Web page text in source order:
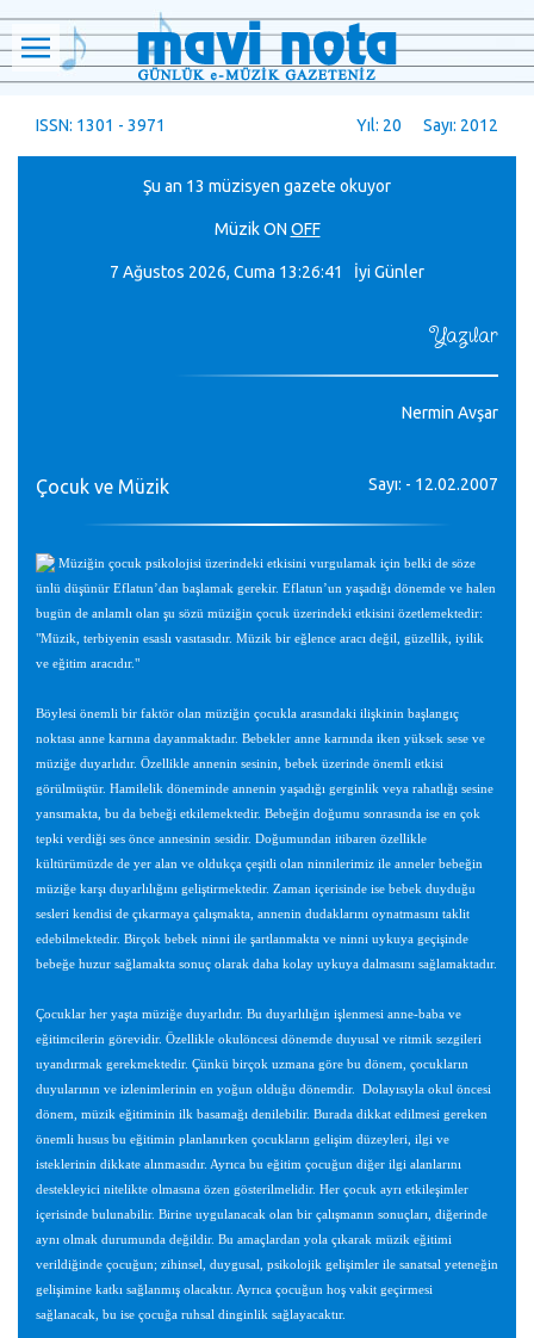
ISSN: 1301 - 3971 Yıl: 20 Sayı: 2012
Şu an 13 müzisyen gazete okuyor
MüzikON OFF
7 Ağustos 2026, Cuma 13:26:41 İyi Günler
Yazılar
Nermin Avşar
Çocuk ve Müzik Sayı: - 12.02.2007
Müziğin çocuk psikolojisi üzerindeki etkisini vurgulamak için belki de söze
ünlü düşünür Eflatun’dan başlamak gerekir. Eflatun’un yaşadığı dönemde ve halen
bugün de anlamlı olan şu sözü müziğin çocuk üzerindeki etkisini özetlemektedir:
"Müzik, terbiyenin esaslı vasıtasıdır. Müzik bir eğlence aracı değil, güzellik, iyilik
ve eğitim aracıdır."
Böylesi önemli bir faktör olan müziğin çocukla arasındaki ilişkinin başlangıç
noktası anne karnına dayanmaktadır. Bebekler anne karnında iken yüksek sese ve
müziğe duyarlıdır. Özellikle annenin sesinin, bebek üzerinde önemli etkisi
görülmüştür. Hamilelik döneminde annenin yaşadığı gerginlik veya rahatlığı sesine
yansımakta, bu da bebeği etkilemektedir. Bebeğin doğumu sonrasında ise en çok
tepki verdiği ses önce annesinin sesidir. Doğumundan itibaren özellikle
kültürümüzde de yer alan ve oldukça çeşitli olan ninnilerimiz ile anneler bebeğin
müziğe karşı duyarlılığını geliştirmektedir. Zaman içerisinde ise bebek duyduğu
sesleri kendisi de çıkarmaya çalışmakta, annenin dudaklarını oynatmasını taklit
edebilmektedir. Birçok bebek ninni ile şartlanmakta ve ninni uykuya geçişinde
bebeğe huzur sağlamakta sonuç olarak daha kolay uykuya dalmasını sağlamaktadır.
Çocuklar her yaşta müziğe duyarlıdır. Bu duyarlılığın işlenmesi anne-baba ve
eğitimcilerin görevidir. Özellikle okulöncesi dönemde duyusal ve ritmik sezgileri
uyandırmak gerekmektedir. Çünkü birçok uzmana göre bu dönem, çocukların
duyularının ve izlenimlerinin en yoğun olduğu dönemdir.
Dolayısıyla okul öncesi
dönem, müzik eğitiminin ilk basamağı denilebilir. Burada dikkat edilmesi gereken
önemli husus bu eğitimin planlanırken çocukların gelişim düzeyleri, ilgi ve
isteklerinin dikkate alınmasıdır. Ayrıca bu eğitim çocuğun diğer ilgi alanlarını
destekleyici nitelikte olmasına özen gösterilmelidir. Her çocuk ayrı etkileşimler
içerisinde bulunabilir. Birine uygulanacak olan bir çalışmanın sonuçları, diğerinde
aynı olmak durumunda değildir. Bu amaçlardan yola çıkarak müzik eğitimi
verildiğinde çocuğun; zihinsel, duygusal, psikolojik gelişimler ile sanatsal yeteneğin
gelişimine katkı sağlanmış olacaktır. Ayrıca çocuğun hoş vakit geçirmesi
sağlanacak, bu ise çocuğa ruhsal dinginlik sağlayacaktır.